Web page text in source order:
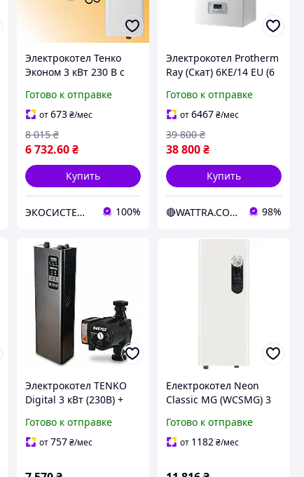
Электрокотел Тенко
Эконом 3 кВт 230 В с
бачком 5 л и группой
безопасности
Готово к отправке
от673 ₴/мес
6 732.60 ₴
8 015 ₴
Купить
ЭКОСИСТЕМ ИНЖИНИРИНГ ООО 100%
Электрокотел Protherm
Ray (Скат) 6KE/14 EU (6
(электрический котел)
Готово к отправке
от6467₴/мес
38 800₴
39 800 ₴
Купить
🔴WATTRA.COM.UA - дело техники... 98%
Электрокотел TENKO
Digital 3 кВт (230В) +
Компактный комплект
для отопления до 40 м²
Готово к отправке
от757 ₴/мес
Електрокотел Neon
Classic MG (WCSMG) 3
гр.безп.), Малошумний
Готово к отправке
от 1182₴/мес